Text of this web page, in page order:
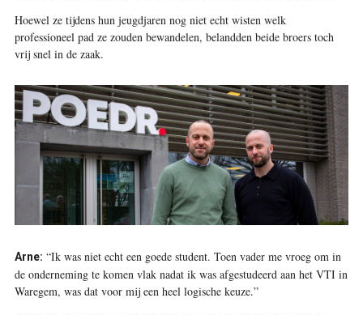
Hoewel ze tijdens hun jeugdjaren nog niet echt wisten welk
professioneel pad ze zouden bewandelen, belandden beide broers toch
vrij snel in de zaak.
Arne: “Ik was niet echt een goede student. Toen vader me vroeg om in
de onderneming te komen vlak nadat ik was afgestudeerd aan het VTI in
Waregem, was dat voor mij een heel logische keuze.”